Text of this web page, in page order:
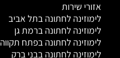
אזורי שירות
לימוזינה לחתונה בתל אביב
לימוזינה לחתונה ברמת גן
לימוזינה לחתונה בפתח תקווה
לימוזינה לחתונה בבני ברק